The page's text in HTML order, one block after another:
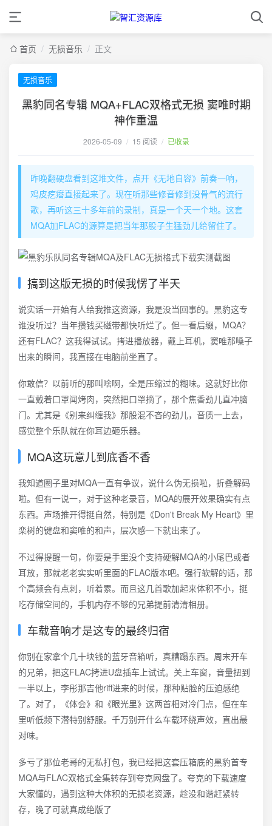
首页 / 无损音乐 / 正文
无损音乐
黑豹同名专辑 MQA+FLAC双格式无损 窦唯时期
神作重温
2026-05-09 / 15 阅读 / 已收录
昨晚翻硬盘看到这堆文件，点开《无地自容》前奏一响，
鸡皮疙瘩直接起来了。现在听那些修音修到没骨气的流行
歌，再听这三十多年前的录制，真是一个天一个地。这套
MQA加FLAC的源算是把当年那股子生猛劲儿给留住了。
搞到这版无损的时候我愣了半天
说实话一开始有人给我推这资源，我是没当回事的。黑豹这专
谁没听过？当年攒钱买磁带都快听烂了。但一看后缀，MQA？
还有FLAC？这我得试试。拷进播放器，戴上耳机，窦唯那嗓子
出来的瞬间，我直接在电脑前坐直了。
你敢信？以前听的那叫啥啊，全是压缩过的糊味。这就好比你
一直戴着口罩闻烤肉，突然把口罩摘了，那个焦香劲儿直冲脑
门。尤其是《别来纠缠我》那股混不吝的劲儿，音质一上去，
感觉整个乐队就在你耳边砸乐器。
MQA这玩意儿到底香不香
我知道圈子里对MQA一直有争议，说什么伪无损啦，折叠解码
啦。但有一说一，对于这种老录音，MQA的展开效果确实有点
东西。声场推开得挺自然，特别是《Don't Break My Heart》里
栾树的键盘和窦唯的和声，层次感一下就出来了。
不过得提醒一句，你要是手里没个支持硬解MQA的小尾巴或者
耳放，那就老老实实听里面的FLAC版本吧。强行软解的话，那
个高频会有点刺，听着累。而且这几首歌加起来体积不小，挺
吃存储空间的，手机内存不够的兄弟提前清清相册。
车载音响才是这专的最终归宿
你别在家拿个几十块钱的蓝牙音箱听，真糟蹋东西。周末开车
的兄弟，把这FLAC拷进U盘插车上试试。关上车窗，音量扭到
一半以上，李彤那吉他riff进来的时候，那种贴脸的压迫感绝
了。对了，《体会》和《眼光里》这两首相对冷门点，但在车
里听低频下潜特别舒服。千万别开什么车载环绕声效，直出最
对味。
多亏了那位老哥的无私打包，我已经把这套压箱底的黑豹首专
MQA与FLAC双格式全集转存到夸克网盘了。夸克的下载速度
大家懂的，遇到这种大体积的无损老资源，趁没和谐赶紧转
存，晚了可就真成绝版了